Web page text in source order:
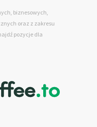
biznesowych,
oraz z zakresu
pozycje dla